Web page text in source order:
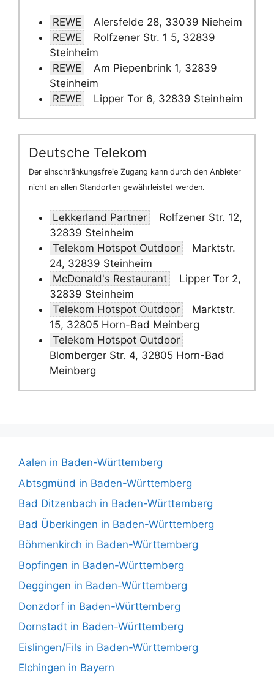
REWE
Alersfelde 28, 33039 Nieheim
REWE
Rolfzener Str. 1 5, 32839
Steinheim
REWE
Am Piepenbrink 1, 32839
Steinheim
REWE
Lipper Tor 6, 32839 Steinheim
Deutsche Telekom
Der einschränkungsfreie Zugang kann durch den Anbieter
nicht an allen Standorten gewährleistet werden.
Lekkerland Partner
Rolfzener Str. 12,
32839 Steinheim
Telekom Hotspot Outdoor
Marktstr.
24, 32839 Steinheim
McDonald's Restaurant
Lipper Tor 2,
32839 Steinheim
Telekom Hotspot Outdoor
Marktstr.
15, 32805 Horn-Bad Meinberg
Telekom Hotspot Outdoor
Blomberger Str. 4, 32805 Horn-Bad
Meinberg
Aalen in Baden-Württemberg
Abtsgmünd in Baden-Württemberg
Bad Ditzenbach in Baden-Württemberg
Bad Überkingen in Baden-Württemberg
Böhmenkirch in Baden-Württemberg
Bopfingen in Baden-Württemberg
Deggingen in Baden-Württemberg
Donzdorf in Baden-Württemberg
Dornstadt in Baden-Württemberg
Eislingen/Fils in Baden-Württemberg
Elchingen in Bayern